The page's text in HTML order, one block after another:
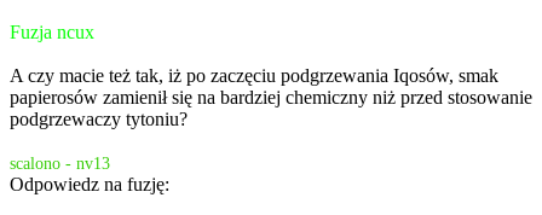
Fuzja ncux
A czy macie też tak, iż po zaczęciu podgrzewania Iqosów, smak
papierosów zamienił się na bardziej chemiczny niż przed stosowanie
podgrzewaczy tytoniu?
scalono - nv13
Odpowiedz na fuzję: